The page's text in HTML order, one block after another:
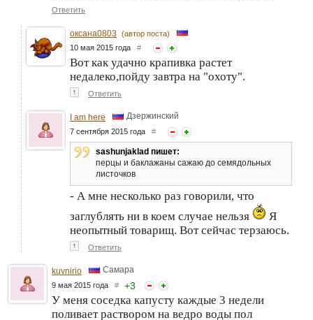
Ответить
оксана0803 (автор поста)
10 мая 2015 года #
Вот как удачно крапивка растет
недалеко,пойду завтра на "охоту".
↑ Ответить
I am here Дзержинский
7 сентября 2015 года #
sashunjaklad пишет:
перцы и баклажаны сажаю до семядольных
листочков
- А мне несколько раз говорили, что
заглублять ни в коем случае нельзя
Я
неопытный товарищ. Вот сейчас терзаюсь.
↑ Ответить
kuvnirio Самара
9 мая 2015 года # +3
У меня соседка капусту каждые 3 недели
поливает раствором на ведро воды пол